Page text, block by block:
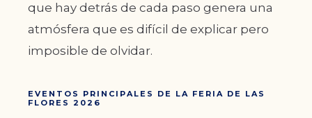
que hay detrás de cada paso genera una
atmósfera que es difícil de explicar pero
imposible de olvidar.
EVENTOS PRINCIPALES DE LA FERIA DE LAS
FLORES 2026